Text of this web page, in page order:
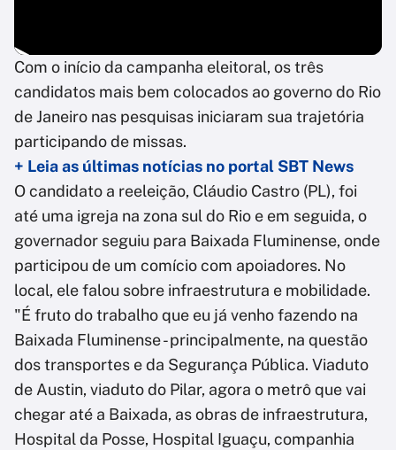
Com o início da campanha eleitoral, os três
candidatos mais bem colocados ao governo do Rio
de Janeiro nas pesquisas iniciaram sua trajetória
participando de missas.
+ Leia as últimas notícias no portal SBT News
O candidato a reeleição, Cláudio Castro (PL), foi
até uma igreja na zona sul do Rio e em seguida, o
governador seguiu para Baixada Fluminense, onde
participou de um comício com apoiadores. No
local, ele falou sobre infraestrutura e mobilidade.
"É fruto do trabalho que eu já venho fazendo na
Baixada Fluminense - principalmente, na questão
dos transportes e da Segurança Pública. Viaduto
de Austin, viaduto do Pilar, agora o metrô que vai
chegar até a Baixada, as obras de infraestrutura,
Hospital da Posse, Hospital Iguaçu, companhia